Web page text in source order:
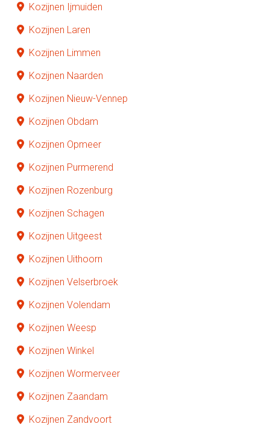
Kozijnen Ijmuiden
Kozijnen Laren
Kozijnen Limmen
Kozijnen Naarden
Kozijnen Nieuw-Vennep
Kozijnen Obdam
Kozijnen Opmeer
Kozijnen Purmerend
Kozijnen Rozenburg
Kozijnen Schagen
Kozijnen Uitgeest
Kozijnen Uithoorn
Kozijnen Velserbroek
Kozijnen Volendam
Kozijnen Weesp
Kozijnen Winkel
Kozijnen Wormerveer
Kozijnen Zaandam
Kozijnen Zandvoort